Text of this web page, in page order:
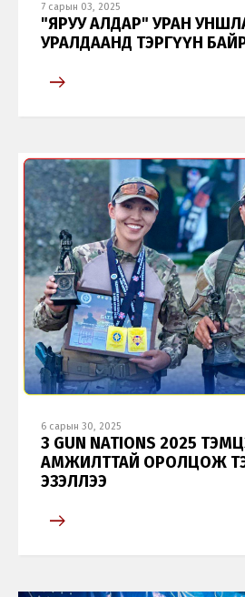
7 сарын 03, 2025
"ЯРУУ АЛДАР" УРАН
УРАЛДААНД ТЭРГҮҮН
6 сарын 30, 2025
3 GUN NATIONS 2025
АМЖИЛТТАЙ ОРОЛЦОЖ
ЭЗЭЛЛЭЭ